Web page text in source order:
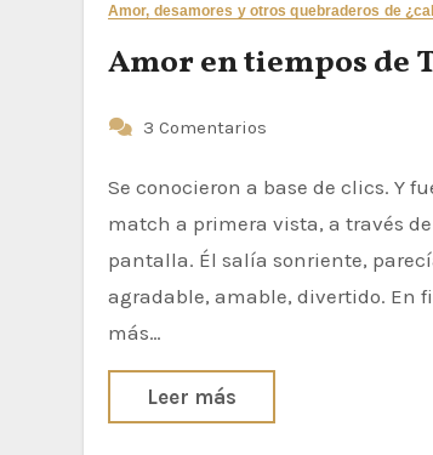
Amor, desamores y otros quebraderos de
Amor en tiempos de
3 Comentarios
Se conocieron a base de clics. Y fue un
match a primera vista, a través
pantalla. Él salía sonriente,
agradable, amable, divertido. En
más…
Leer más